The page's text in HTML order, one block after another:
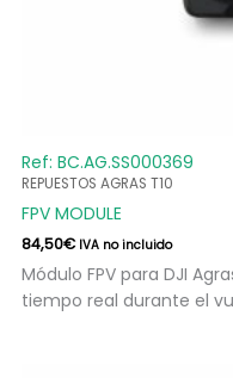
Ref: BC.AG.SS000369
REPUESTOS AGRAS T10
FPV MODULE
84,50€ IVA no incluido
Módulo FPV para DJI
tiempo real durante el